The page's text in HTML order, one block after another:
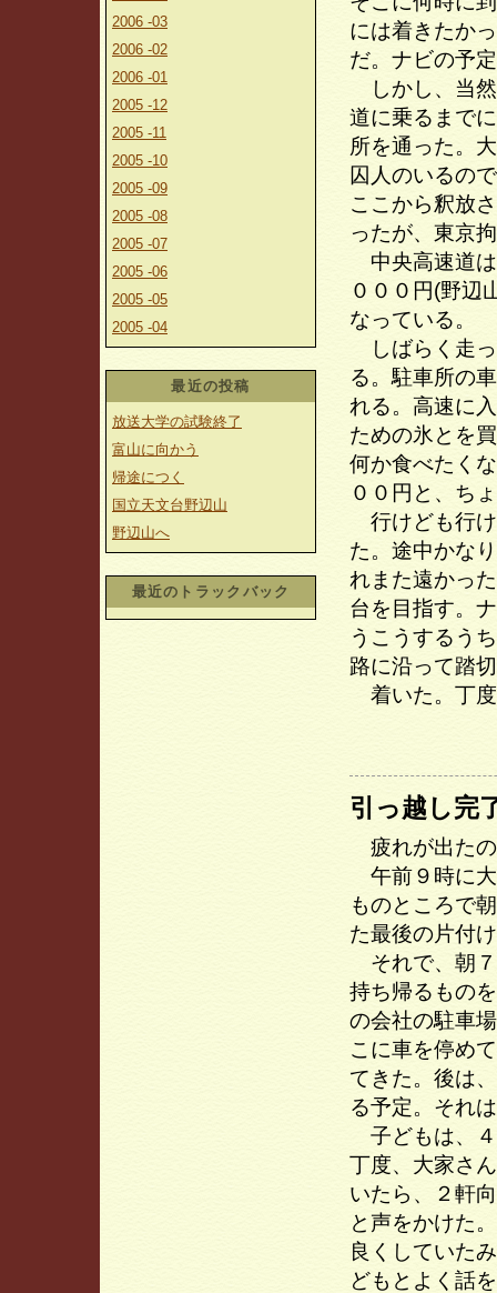
2006 -03
2006 -02
2006 -01
2005 -12
2005 -11
2005 -10
2005 -09
2005 -08
2005 -07
2005 -06
2005 -05
2005 -04
最近の投稿
放送大学の試験終了
富山に向かう
帰途につく
国立天文台野辺山
野辺山へ
最近のトラックバック
には着きたか
だ。ナビの予
しかし、当然
道に乗るまで
所を通った。
囚人のいるの
ここから釈放
ったが、東京
中央高速道は
０００円(野辺
なっている。
しばらく走っ
る。駐車所の
れる。高速に
ための氷とを
何か食べたく
００円と、ち
行けども行け
た。途中かな
れまた遠かっ
台を目指す。
うこうするう
路に沿って踏
着いた。丁
引っ越し完
疲れが出たの
午前９時に大
ものところで
た最後の片付
それで、朝７
持ち帰るもの
の会社の駐車
こに車を停め
てきた。後は
る予定。それ
子どもは、４
丁度、大家さ
いたら、２軒
と声をかけた
良くしていた
どもとよく話